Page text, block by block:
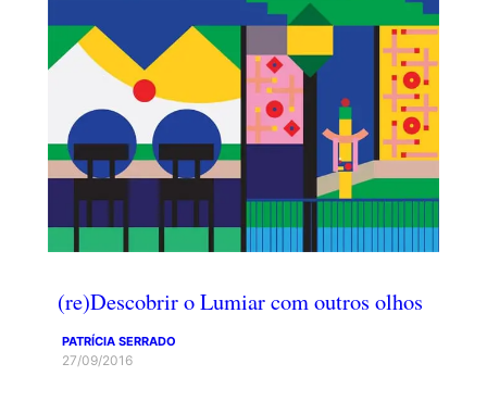
(re)Descobrir o Lumiar com outros olhos
PATRÍCIA SERRADO
27/09/2016